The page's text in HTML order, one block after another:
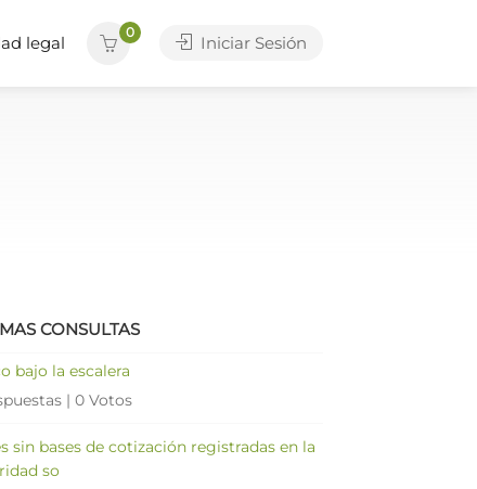
legal
0
Iniciar Sesión
CONSULTAS
bajo la escalera
| 0 Votos
sin bases de cotización registradas en la
so